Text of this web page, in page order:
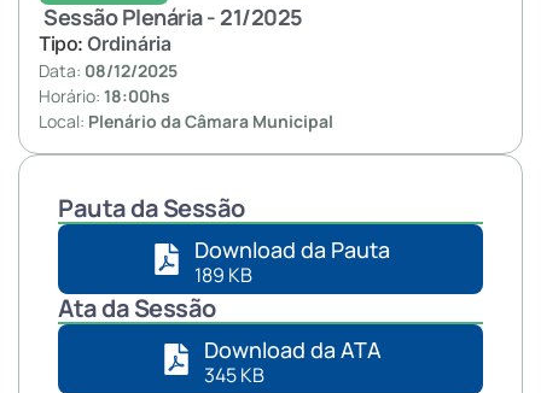
Sessão Plenária - 21/2025
Tipo: Ordinária
Data: 08/12/2025
Horário: 18:00hs
Local: Plenário da Câmara Municipal
Pauta da Sessão
Download da Pauta
189 KB
Ata da Sessão
Download da ATA
345 KB